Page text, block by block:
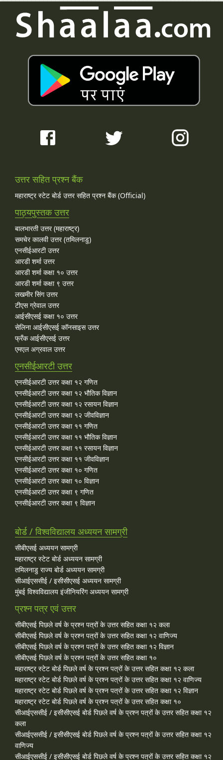
उत्तर सहित प्रश्न बैंक
महाराष्ट्र स्टेट बोर्ड उत्तर सहित प्रश्न बैंक (Official)
पाठ्यपुस्तक उत्तर
बालभारती उत्तर (महाराष्ट्र)
समचेर कालवी उत्तर (तमिलनाडु)
एनसीईआरटी उत्तर
आरडी शर्मा उत्तर
आरडी शर्मा कक्षा १० उत्तर
आरडी शर्मा कक्षा ९ उत्तर
लखमीर सिंग उत्तर
टीएस ग्रेवाल उत्तर
आईसीएसई कक्षा १० उत्तर
सेलिना आईसीएसई कॉनसाइस उत्तर
फ्रँक आईसीएसई उत्तर
एमएल अग्रवाल उत्तर
एनसीईआरटी उत्तर
एनसीईआरटी उत्तर कक्षा १२ गणित
एनसीईआरटी उत्तर कक्षा १२ भौतिक विज्ञान
एनसीईआरटी उत्तर कक्षा १२ रसायन विज्ञान
एनसीईआरटी उत्तर कक्षा १२ जीवविज्ञान
एनसीईआरटी उत्तर कक्षा ११ गणित
एनसीईआरटी उत्तर कक्षा ११ भौतिक विज्ञान
एनसीईआरटी उत्तर कक्षा ११ रसायन विज्ञान
एनसीईआरटी उत्तर कक्षा ११ जीवविज्ञान
एनसीईआरटी उत्तर कक्षा १० गणित
एनसीईआरटी उत्तर कक्षा १० विज्ञान
एनसीईआरटी उत्तर कक्षा ९ गणित
एनसीईआरटी उत्तर कक्षा ९ विज्ञान
बोर्ड / विश्वविद्यालय अध्ययन सामग्री
सीबीएसई अध्ययन सामग्री
महाराष्ट्र स्टेट बोर्ड अध्ययन सामग्री
तमिलनाडु राज्य बोर्ड अध्ययन सामग्री
सीआईएससीई / इसीसीएसई अध्ययन सामग्री
मुंबई विश्वविद्यालय इंजीनियरिंग अध्ययन सामग्री
प्रश्न पत्र एवं उत्तर
सीबीएसई पिछले वर्ष के प्रश्न पत्रों के उत्तर सहित कक्षा १२ कला
सीबीएसई पिछले वर्ष के प्रश्न पत्रों के उत्तर सहित कक्षा १२ वाणिज्य
सीबीएसई पिछले वर्ष के प्रश्न पत्रों के उत्तर सहित कक्षा १२ विज्ञान
सीबीएसई पिछले वर्ष के प्रश्न पत्रों के उत्तर सहित कक्षा १०
महाराष्ट्र स्टेट बोर्ड पिछले वर्ष के प्रश्न पत्रों के उत्तर सहित कक्षा १२ कला
महाराष्ट्र स्टेट बोर्ड पिछले वर्ष के प्रश्न पत्रों के उत्तर सहित कक्षा १२ वाणिज्य
महाराष्ट्र स्टेट बोर्ड पिछले वर्ष के प्रश्न पत्रों के उत्तर सहित कक्षा १२ विज्ञान
महाराष्ट्र स्टेट बोर्ड पिछले वर्ष के प्रश्न पत्रों के उत्तर सहित कक्षा १०
सीआईएससीई / इसीसीएसई बोर्ड पिछले वर्ष के प्रश्न पत्रों के उत्तर सहित कक्षा १२
कला
सीआईएससीई / इसीसीएसई बोर्ड पिछले वर्ष के प्रश्न पत्रों के उत्तर सहित कक्षा १२
वाणिज्य
सीआईएससीई / इसीसीएसई बोर्ड पिछले वर्ष के प्रश्न पत्रों के उत्तर सहित कक्षा १२